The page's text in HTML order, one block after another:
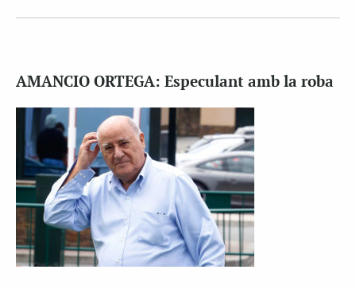
AMANCIO ORTEGA: Especulant amb la roba